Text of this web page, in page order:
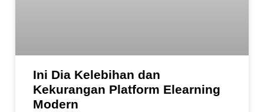
Ini Dia Kelebihan dan
Kekurangan Platform Elearning
Modern